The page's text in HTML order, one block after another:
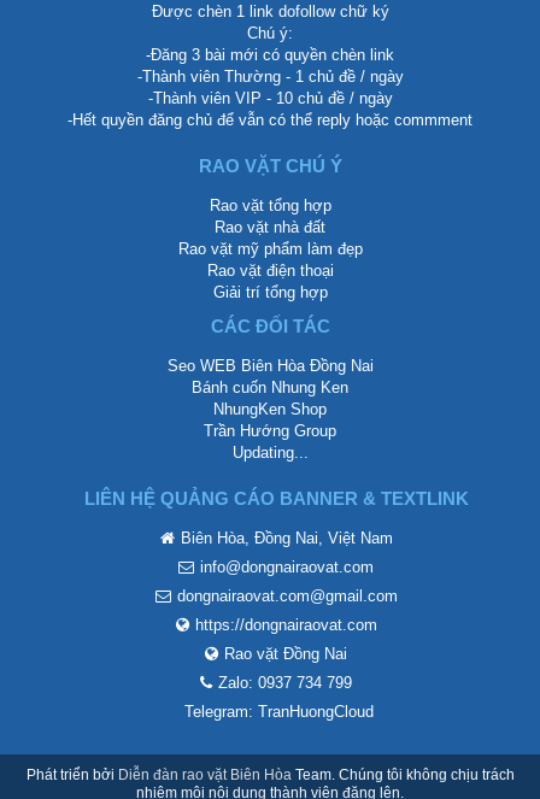
Được chèn 1 link dofollow chữ ký
Chú ý:
-Đăng 3 bài mới có quyền chèn link
-Thành viên Thường - 1 chủ đề / ngày
-Thành viên VIP - 10 chủ đề / ngày
-Hết quyền đăng chủ để vẫn có thể reply hoặc commment
RAO VẶT CHÚ Ý
Rao vặt tổng hợp
Rao vặt nhà đất
Rao vặt mỹ phẩm làm đẹp
Rao vặt điện thoại
Giải trí tổng hợp
CÁC ĐỐI TÁC
Seo WEB Biên Hòa Đồng Nai
Bánh cuốn Nhung Ken
NhungKen Shop
Trần Hướng Group
Updating...
LIÊN HỆ QUẢNG CÁO BANNER & TEXTLINK
Biên Hòa, Đồng Nai, Việt Nam
info@dongnairaovat.com
dongnairaovat.com@gmail.com
https://dongnairaovat.com
Rao vặt Đồng Nai
Zalo: 0937 734 799
Telegram: TranHuongCloud
Phát triển bởi Diễn đàn rao vặt Biên Hòa Team. Chúng tôi không chịu trách
nhiệm mội nội dung thành viên đăng lên.